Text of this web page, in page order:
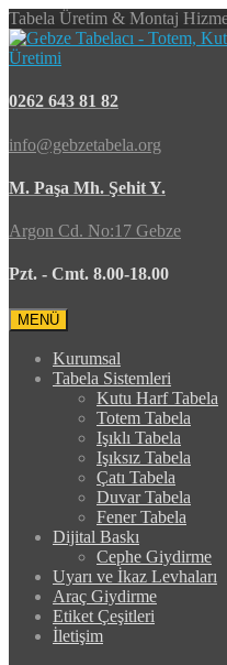
Tabela Üretim & Montaj
0262 643 81 82
info@gebzetabela.org
M. Paşa Mh. Şehit Y.
Argon Cd. No:17 Gebze
Pzt. - Cmt. 8.00-18.00
MENÜ
Kurumsal
Tabela Sistemleri
Kutu Harf Tabela
Totem Tabela
Işıklı Tabela
Işıksız Tabela
Çatı Tabela
Duvar Tabela
Fener Tabela
Dijital Baskı
Cephe Giydirme
Uyarı ve İkaz Levhaları
Araç Giydirme
Etiket Çeşitleri
İletişim